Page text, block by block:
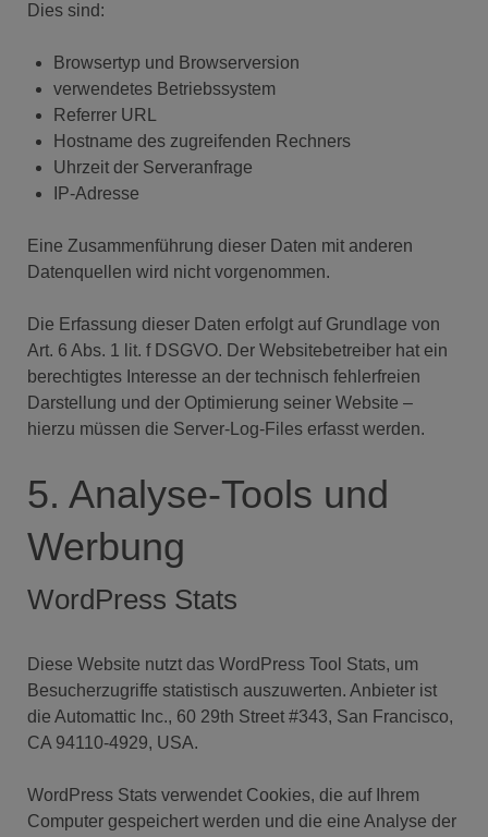
Dies sind:
Browsertyp und Browserversion
verwendetes Betriebssystem
Referrer URL
Hostname des zugreifenden Rechners
Uhrzeit der Serveranfrage
IP-Adresse
Eine Zusammenführung dieser Daten mit anderen
Datenquellen wird nicht vorgenommen.
Die Erfassung dieser Daten erfolgt auf Grundlage von
Art. 6 Abs. 1 lit. f DSGVO. Der Websitebetreiber hat ein
berechtigtes Interesse an der technisch fehlerfreien
Darstellung und der Optimierung seiner Website –
hierzu müssen die Server-Log-Files erfasst werden.
5. Analyse-Tools und
Werbung
WordPress Stats
Diese Website nutzt das WordPress Tool Stats, um
Besucherzugriffe statistisch auszuwerten. Anbieter ist
die Automattic Inc., 60 29th Street #343, San Francisco,
CA 94110-4929, USA.
WordPress Stats verwendet Cookies, die auf Ihrem
Computer gespeichert werden und die eine Analyse der